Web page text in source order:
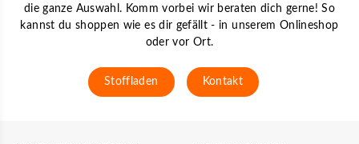
die ganze Auswahl. Komm vorbei wir beraten dich gerne! So
kannst du shoppen wie es dir gefällt - in unserem Onlineshop
oder vor Ort.
Stoffladen Kontakt